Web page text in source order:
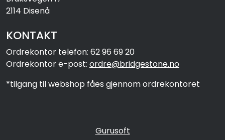
2114 Disenå
KONTAKT
Ordrekontor telefon: 62 96 69 20
Ordrekontor e-post: ordre@bridgestone.no
*tilgang til webshop fåes gjennom ordrekontoret
Gurusoft